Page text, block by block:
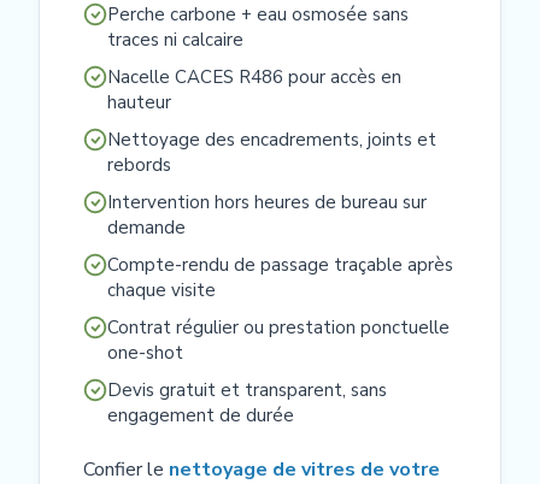
Perche carbone + eau osmosée sans
traces ni calcaire
Nacelle CACES R486 pour accès en
hauteur
Nettoyage des encadrements, joints et
rebords
Intervention hors heures de bureau sur
demande
Compte-rendu de passage traçable après
chaque visite
Contrat régulier ou prestation ponctuelle
one-shot
Devis gratuit et transparent, sans
engagement de durée
Confier le nettoyage de vitres de votre